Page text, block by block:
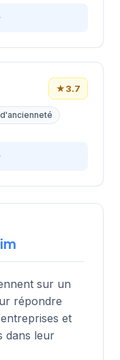
★3.7
sur un
répondre
et
dans leur